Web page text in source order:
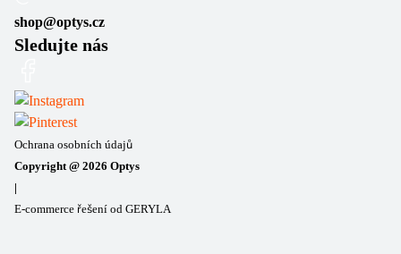
shop@optys.cz
Sledujte nás
Ochrana osobních údajů
Copyright @ 2026 Optys
|
E-commerce řešení od GERYLA